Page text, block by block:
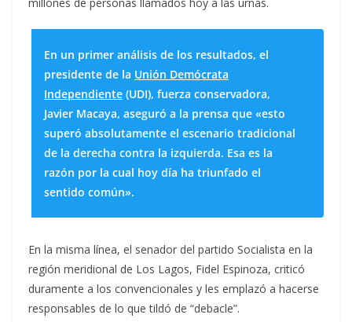
En un primer análisis de los resultados, el
presidente de la Unión Demócrata
Independiente (UDI), fuerza conservadora,
Javier Macaya, aseguró a la prensa que «esto
superó absolutamente el escenario tradicional
de la derecha contra la izquierda. Esa es la
razón por la cual hoy día ha triunfado el
sentido común».
En la misma línea, el senador del partido Socialista en la
región meridional de Los Lagos, Fidel Espinoza, criticó
duramente a los convencionales y les emplazó a hacerse
responsables de lo que tildó de “debacle”.